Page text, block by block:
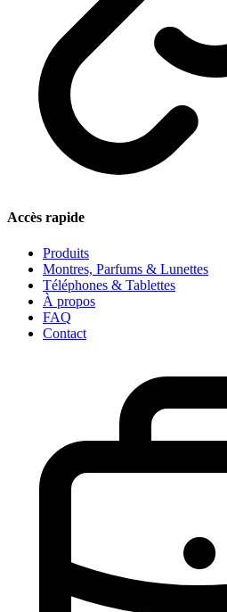
Accès rapide
Produits
Montres, Parfums & Lunettes
Téléphones & Tablettes
À propos
FAQ
Contact